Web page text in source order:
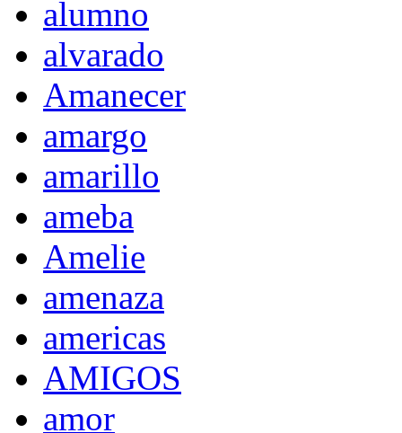
alumno
alvarado
Amanecer
amargo
amarillo
ameba
Amelie
amenaza
americas
AMIGOS
amor